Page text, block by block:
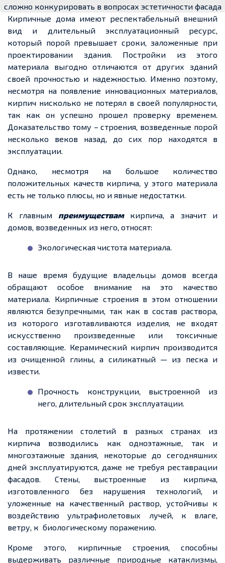
сложно конкурировать в вопросах эстетичности фасада
Кирпичные дома имеют респектабельный внешний
вид и длительный эксплуатационный ресурс,
который порой превышает сроки, заложенные при
проектировании здания. Постройки из этого
материала выгодно отличаются от других зданий
своей прочностью и надежностью. Именно поэтому,
несмотря на появление инновационных материалов,
кирпич нисколько не потерял в своей популярности,
так как он успешно прошел проверку временем.
Доказательство тому – строения, возведенные порой
несколько веков назад, до сих пор находятся в
эксплуатации.
Однако, несмотря на большое количество
положительных качеств кирпича, у этого материала
есть не только плюсы, но и явные недостатки.
К главным преимуществам кирпича, а значит и
домов, возведенных из него, относят:
Экологическая чистота материала.
В наше время будущие владельцы домов всегда
обращают особое внимание на это качество
материала. Кирпичные строения в этом отношении
являются безупречными, так как в состав раствора,
из которого изготавливаются изделия, не входят
искусственно произведенные или токсичные
составляющие. Керамический кирпич производится
из очищенной глины, а силикатный — из песка и
извести.
Прочность конструкции, выстроенной из
него, длительный срок эксплуатации.
На протяжении столетий в разных странах из
кирпича возводились как одноэтажные, так и
многоэтажные здания, некоторые до сегодняшних
дней эксплуатируются, даже не требуя реставрации
фасадов. Стены, выстроенные из кирпича,
изготовленного без нарушения технологий, и
уложенные на качественный раствор, устойчивы к
воздействию ультрафиолетовых лучей, к влаге,
ветру, к биологическому поражению.
Кроме этого, кирпичные строения, способны
выдерживать различные природные катаклизмы,